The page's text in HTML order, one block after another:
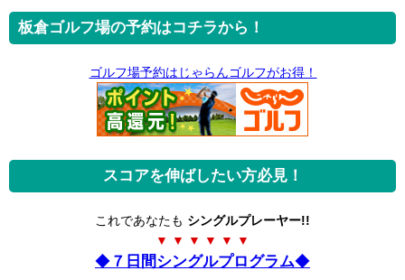
板倉ゴルフ場の予約はコチラから！
ゴルフ場予約はじゃらんゴルフがお得！
スコアを伸ばしたい方必見！
これであなたも シングルプレーヤー!!
▼ ▼ ▼ ▼ ▼ ▼
◆ ７日間シングルプログラム◆